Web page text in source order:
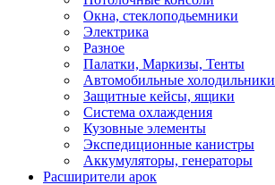
Окна, стеклоподьемники
Электрика
Разное
Палатки, Маркизы, Тенты
Автомобильные холодильники
Защитные кейсы, ящики
Система охлаждения
Кузовные элементы
Экспедиционные канистры
Аккумуляторы, генераторы
Расширители арок